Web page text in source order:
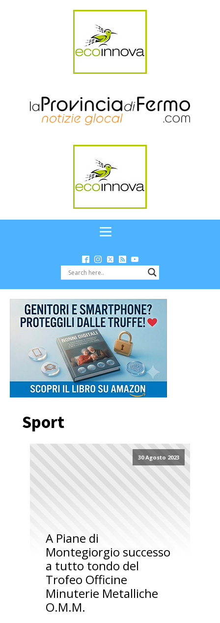
Sport
30 Agosto 2023
A Piane di
Montegiorgio successo
a tutto tondo del
Trofeo Officine
Minuterie Metalliche
O.M.M.